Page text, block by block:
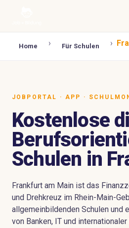
Home › Für Schulen ›
JOBPORTAL · APP ·
Kostenlose
Schulen in
Frankfurt am Main ist das
und Drehkreuz im Rhein-Main-
allgemeinbildenden Schulen und
von Banken, IT und